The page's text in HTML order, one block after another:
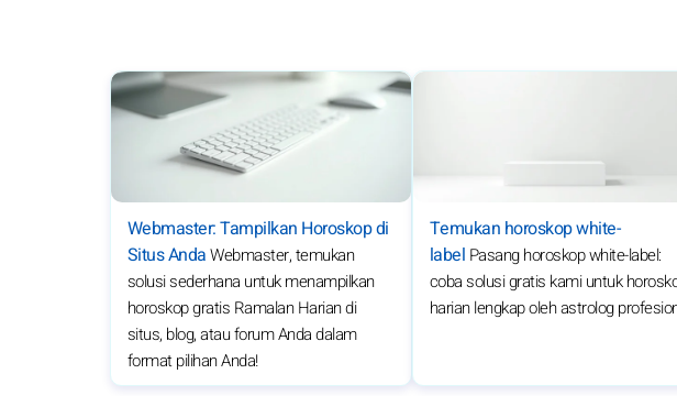
Webmaster: Tampilkan Horoskop di
Situs AndaWebmaster, temukan
solusi sederhana untuk menampilkan
horoskop gratis Ramalan Harian di
situs, blog, atau forum Anda dalam
format pilihan Anda!
Temukan horoskop white-
label Pasang horoskop white-label:
coba solusi gratis kami untuk
harian lengkap oleh astrolog